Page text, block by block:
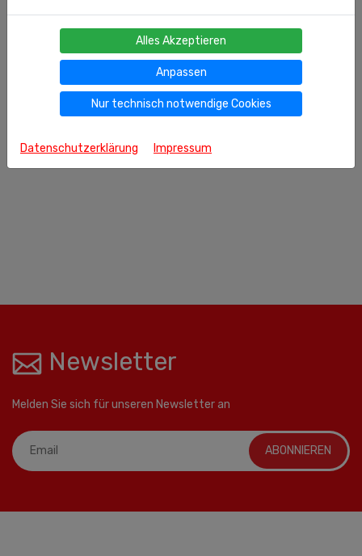
Newsletter
Melden Sie sich für unseren Newsletter an
ABONNIEREN
Alles Akzeptieren
Anpassen
Nur technisch notwendige Cookies
Datenschutzerklärung Impressum